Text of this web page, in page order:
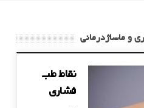
و ماساژدرمانی
نقاط طب
فشاری